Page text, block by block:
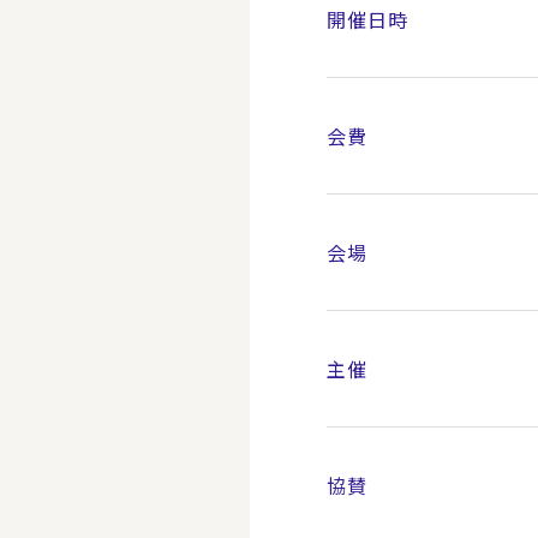
開催日時
会費
会場
主催
協賛